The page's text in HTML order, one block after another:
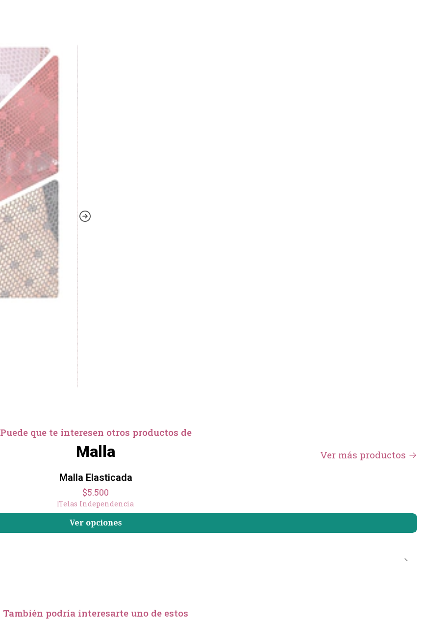
Puede que te interesen otros productos de
Malla Ver más productos
Malla Elasticada
$5.500
|Telas Independencia
Ver opciones
También podría interesarte uno de estos